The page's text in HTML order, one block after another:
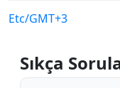
Etc/GMT+3
Sıkça